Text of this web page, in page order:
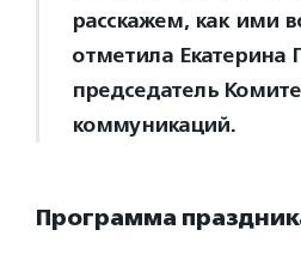
расскажем, как ими
отметила Екатерина
председатель
коммуникаций.
Программа